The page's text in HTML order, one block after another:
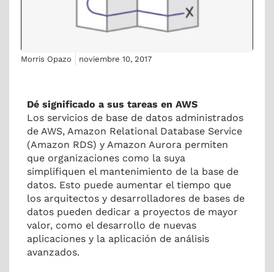
Morris Opazo noviembre 10, 2017
Dé significado a sus tareas en AWS
Los servicios de base de datos administrados
de AWS, Amazon Relational Database Service
(Amazon RDS) y Amazon Aurora permiten
que organizaciones como la suya
simplifiquen el mantenimiento de la base de
datos. Esto puede aumentar el tiempo que
los arquitectos y desarrolladores de bases de
datos pueden dedicar a proyectos de mayor
valor, como el desarrollo de nuevas
aplicaciones y la aplicación de análisis
avanzados.